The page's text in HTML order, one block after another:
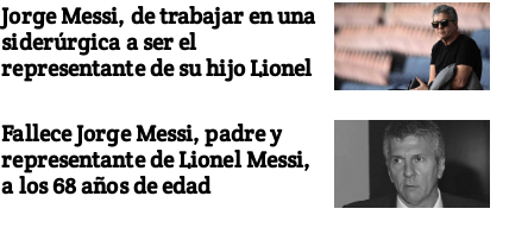
Jorge Messi, de trabajar en una
siderúrgica a ser el
representante de su hijo Lionel
Fallece Jorge Messi, padre y
representante de Lionel Messi,
a los 68 años de edad